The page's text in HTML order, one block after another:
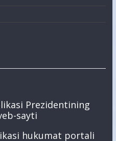
Prezidentining
sayti
hukumat portali